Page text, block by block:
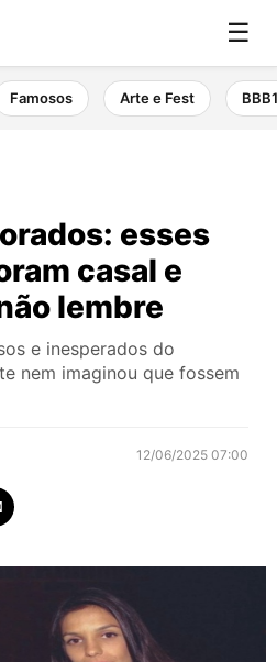
☰
Famosos Arte e Fest
esses
casal e
lembre
e inesperados do
nem imaginou que fossem
12/06/2025 07:00